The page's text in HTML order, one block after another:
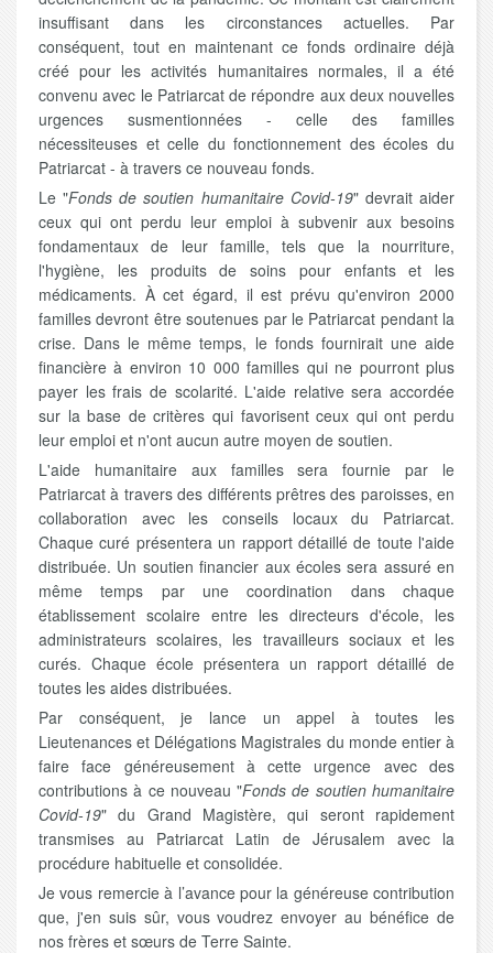
insuffisant dans les circonstances actuelles. Par
conséquent, tout en maintenant ce fonds ordinaire déjà
créé pour les activités humanitaires normales, il a été
convenu avec le Patriarcat de répondre aux deux nouvelles
urgences susmentionnées - celle des familles
nécessiteuses et celle du fonctionnement des écoles du
Patriarcat - à travers ce nouveau fonds.
Le "Fonds de soutien humanitaire Covid-19" devrait aider
ceux qui ont perdu leur emploi à subvenir aux besoins
fondamentaux de leur famille, tels que la nourriture,
l'hygiène, les produits de soins pour enfants et les
médicaments. À cet égard, il est prévu qu'environ 2000
familles devront être soutenues par le Patriarcat pendant la
crise. Dans le même temps, le fonds fournirait une aide
financière à environ 10 000 familles qui ne pourront plus
payer les frais de scolarité. L'aide relative sera accordée
sur la base de critères qui favorisent ceux qui ont perdu
leur emploi et n'ont aucun autre moyen de soutien.
L'aide humanitaire aux familles sera fournie par le
Patriarcat à travers des différents prêtres des paroisses, en
collaboration avec les conseils locaux du Patriarcat.
Chaque curé présentera un rapport détaillé de toute l'aide
distribuée. Un soutien financier aux écoles sera assuré en
même temps par une coordination dans chaque
établissement scolaire entre les directeurs d'école, les
administrateurs scolaires, les travailleurs sociaux et les
curés. Chaque école présentera un rapport détaillé de
toutes les aides distribuées.
Par conséquent, je lance un appel à toutes les
Lieutenances et Délégations Magistrales du monde entier à
faire face généreusement à cette urgence avec des
contributions à ce nouveau "Fonds de soutien humanitaire
Covid-19" du Grand Magistère, qui seront rapidement
transmises au Patriarcat Latin de Jérusalem avec la
procédure habituelle et consolidée.
Je vous remercie à l’avance pour la généreuse contribution
que, j'en suis sûr, vous voudrez envoyer au bénéfice de
nos frères et sœurs de Terre Sainte.